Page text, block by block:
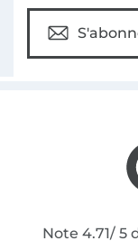
Note 4.71/ 5